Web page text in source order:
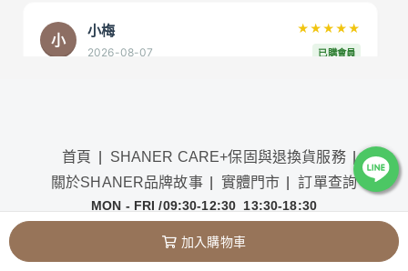
加入購物車
小
小梅
2026-08-07
★★★★★
已購會員
Tommy
2026-08-06
★★★★★
已購會員
出貨超快，滿意的一次購物體驗！
首頁
SHANER CARE+保固與退換貨服務
關於SHANER品牌故事
實體門市 訂單查詢
MON - FRI /09:30-12:30 13:30-18:30